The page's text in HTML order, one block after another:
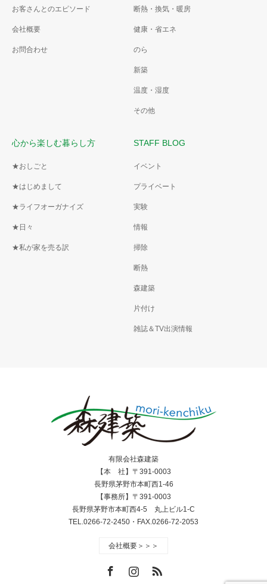
お客さんとのエピソード
会社概要
お問合わせ
断熱・換気・暖房
健康・省エネ
のら
新築
温度・湿度
その他
心から楽しむ暮らし方
★おしごと
★はじめまして
★ライフオーガナイズ
★日々
★私が家を売る訳
STAFF BLOG
イベント
プライベート
実験
情報
掃除
断熱
森建築
片付け
雑誌＆TV出演情報
有限会社森建築
【本 社】〒391-0003
長野県茅野市本町西1-46
【事務所】〒391-0003
長野県茅野市本町西4-5 丸上ビル1-C
TEL.0266-72-2450・FAX.0266-72-2053
会社概要＞＞＞